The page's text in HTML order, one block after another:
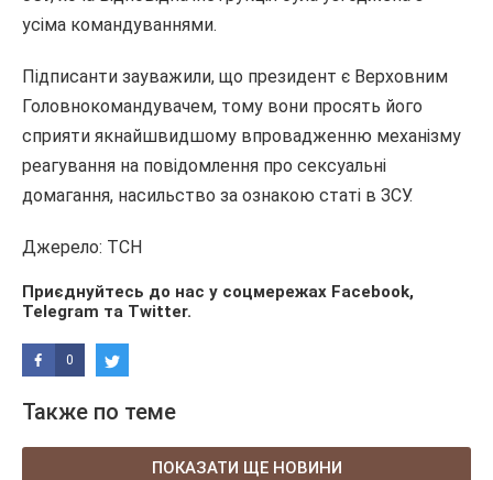
усіма командуваннями.
Підписанти зауважили, що президент є Верховним
Головнокомандувачем, тому вони просять його
сприяти якнайшвидшому впровадженню механізму
реагування на повідомлення про сексуальні
домагання, насильство за ознакою статі в ЗСУ.
Джерело: ТСН
Приєднуйтесь до нас у соцмережах Facebook,
Telegram та Twitter.
0
Также по теме
ПОКАЗАТИ ЩЕ НОВИНИ